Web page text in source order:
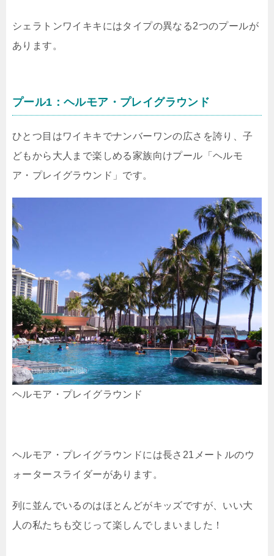
シェラトンワイキキにはタイプの異なる2つのプールが
あります。
プール1：ヘルモア・プレイグラウンド
ひとつ目はワイキキでナンバーワンの広さを誇り、子
どもから大人まで楽しめる家族向けプール「ヘルモ
ア・プレイグラウンド」です。
ヘルモア・プレイグラウンド
ヘルモア・プレイグラウンドには長さ21メートルのウ
ォータースライダーがあります。
列に並んでいるのはほとんどがキッズですが、いい大
人の私たちも交じって楽しんでしまいました！